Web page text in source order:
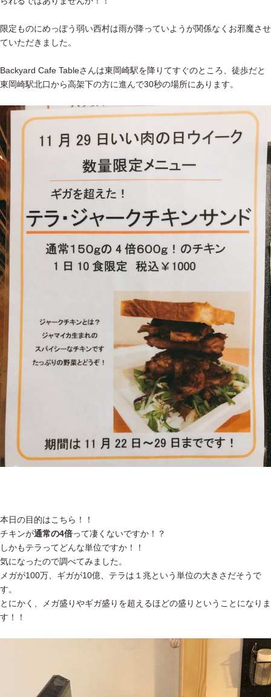
限定ものにめっぽう弱い西村は雨が降っていようが関係なくお邪魔させ
ていただきました。
Backyard Cafe Tableさんは東岡崎駅を降りてすぐのところ、徒歩だと
東岡崎駅北口から高架下の方に進んで30秒の場所にあります。
本日の目的はこちら！！
チキンが通常の4倍って凄くないですか！？
しかもテラってどんな単位ですか！！
気になったので調べてみました。
メガが100万、ギガが10億、テラは１兆という単位の大きさだそうで
す。
とにかく、メガ盛りやギガ盛りを超えるほどの盛りということになりま
す！！